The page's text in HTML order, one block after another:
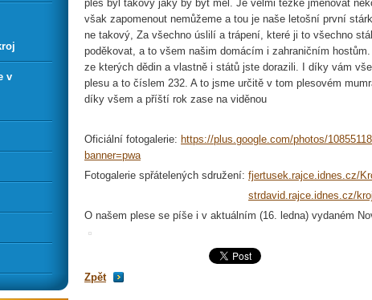
ples byl takový jaký by být měl. Je velmi těžké jmenovat
však zapomenout nemůžeme a tou je naše letošní první
ne takový, Za všechno úslilí a trápení, které ji to všechno
poděkovat, a to všem našim domácím i zahraničním
ze kterých dědin a vlastně i států jste dorazili. I díky vám
plesu a to číslem 232. A to jsme určitě v tom plesovém
díky všem a příští rok zase na viděnou
Oficiální fotogalerie: https://plus.google.com/photos/
banner=pwa
Fotogalerie spřátelených sdružení: fjertusek.rajce.idnes.cz/
strdavid.rajce.idnes.cz/
O našem plese se píše i v aktuálním (16. ledna) vydaném
Zpět
v